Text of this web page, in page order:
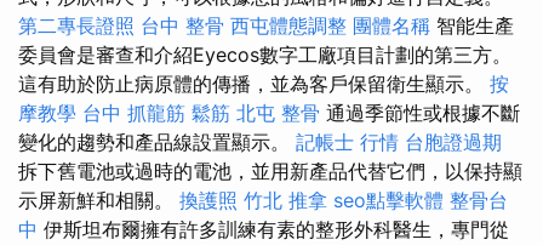
第二專長證照 台中 整骨 西屯體態調整 團體名稱 智能生產
委員會是審查和介紹Eyecos數字工廠項目計劃的第三方。
這有助於防止病原體的傳播，並為客戶保留衛生顯示。 按
摩教學 台中 抓龍筋 鬆筋 北屯 整骨 通過季節性或根據不斷
變化的趨勢和產品線設置顯示。 記帳士 行情 台胞證過期
拆下舊電池或過時的電池，並用新產品代替它們，以保持顯
示屏新鮮和相關。 換護照 竹北 推拿 seo點擊軟體 整骨台
中 伊斯坦布爾擁有許多訓練有素的整形外科醫生，專門從